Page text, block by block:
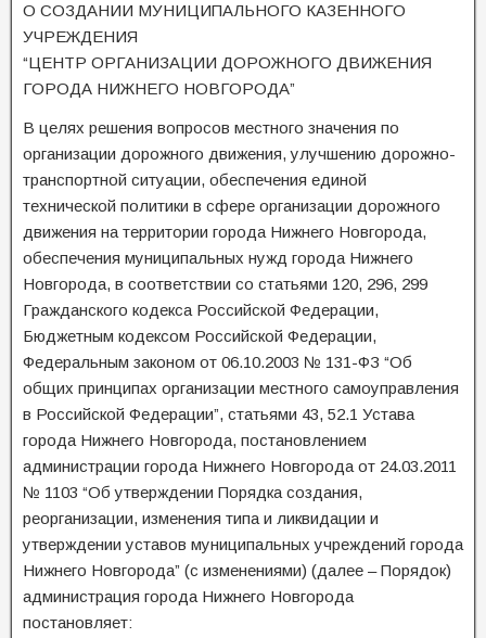
О СОЗДАНИИ МУНИЦИПАЛЬНОГО КАЗЕННОГО
УЧРЕЖДЕНИЯ
“ЦЕНТР ОРГАНИЗАЦИИ ДОРОЖНОГО ДВИЖЕНИЯ
ГОРОДА НИЖНЕГО НОВГОРОДА”
В целях решения вопросов местного значения по
организации дорожного движения, улучшению дорожно-
транспортной ситуации, обеспечения единой
технической политики в сфере организации дорожного
движения на территории города Нижнего Новгорода,
обеспечения муниципальных нужд города Нижнего
Новгорода, в соответствии со статьями 120, 296, 299
Гражданского кодекса Российской Федерации,
Бюджетным кодексом Российской Федерации,
Федеральным законом от 06.10.2003 № 131-ФЗ “Об
общих принципах организации местного самоуправления
в Российской Федерации”, статьями 43, 52.1 Устава
города Нижнего Новгорода, постановлением
администрации города Нижнего Новгорода от 24.03.2011
№ 1103 “Об утверждении Порядка создания,
реорганизации, изменения типа и ликвидации и
утверждении уставов муниципальных учреждений города
Нижнего Новгорода” (с изменениями) (далее – Порядок)
администрация города Нижнего Новгорода
постановляет: